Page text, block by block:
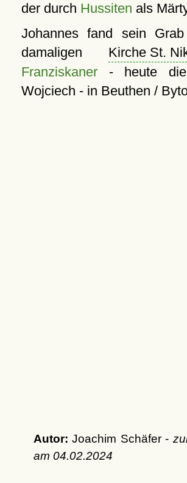
der durch Hussiten als
Johannes fand sein
damaligen Kirche St.
Franziskaner- heute die
Wojciech - in Beuthen /
Autor: Joachim Schäfer -
am 04.02.2024